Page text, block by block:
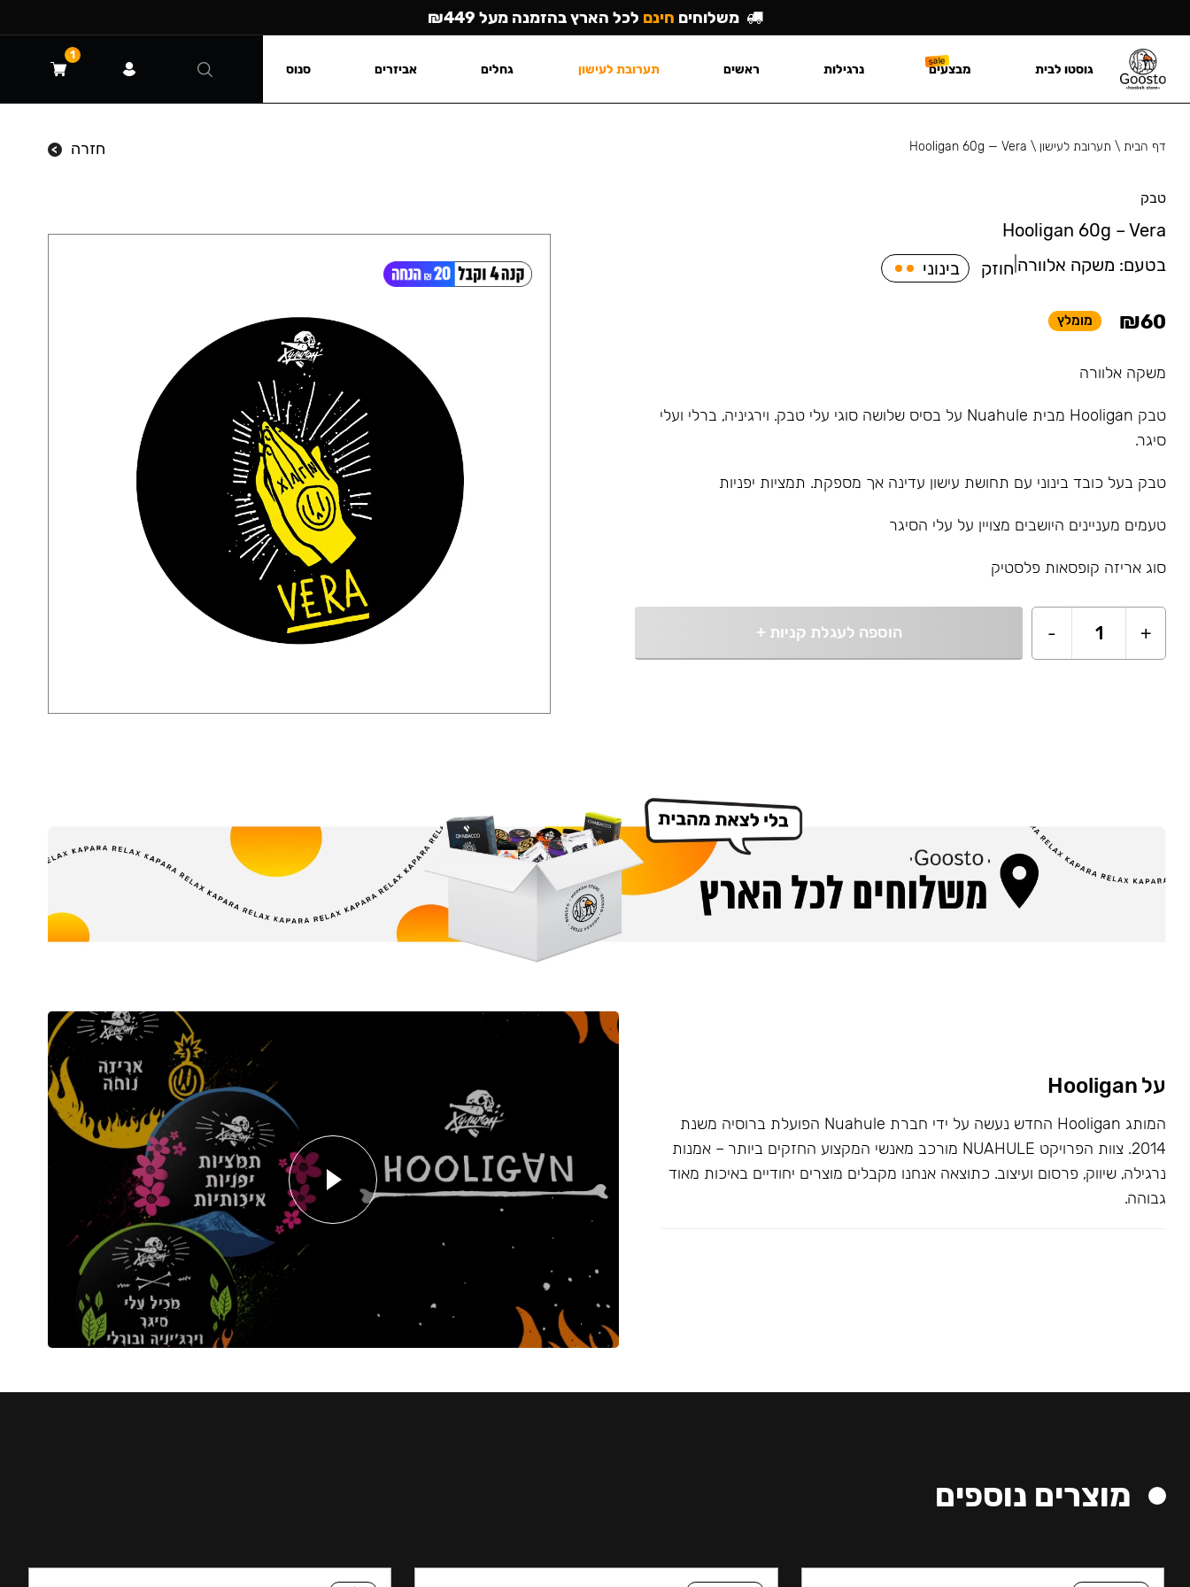
דף הבית\ תערובת לעישון \
Hooligan 60g — Vera חזרה
טבק
Hooligan 60g – Vera
בטעם: משקה אלוורה חוזק בינוני
₪60 מומלץ
משקה אלוורה
טבק Hooligan מבית Nuahule על בסיס שלושה סוגי עלי טבק. וירגיניה, ברלי ועלי
סיגר.
טבק בעל כובד בינוני עם תחושת עישון עדינה אך מספקת. תמציות יפניות
טעמים מעניינים היושבים מצויין על עלי הסיגר
סוג אריזה קופסאות פלסטיק
+
1
- הוספה לעגלת קניות +
על Hooligan
המותג Hooligan החדש נעשה על ידי חברת Nuahule הפועלת ברוסיה משנת
2014. צוות הפרויקט NUAHULE מורכב מאנשי המקצוע החזקים ביותר – אמנות
נרגילה, שיווק, פרסום ועיצוב. כתוצאה אנחנו מקבלים מוצרים יחודיים באיכות מאוד
גבוהה.
מוצרים נוספים
משלוחים חינם לכל הארץ בהזמנה מעל ₪449
גוסטו לבית מבצעים נרגילות ראשים תערובת לעישון גחלים אביזרים סנוס
1